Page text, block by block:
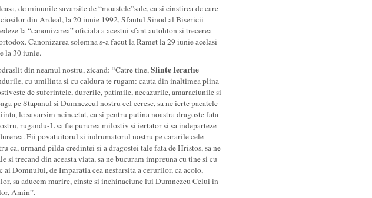
de minunile savarsite de “moastele”sale, ca si cinstirea de care
din Ardeal, la 20 iunie 1992, Sfantul Sinod al Bisericii
la “canonizarea” oficiala a acestui sfant autohton si trecerea
Canonizarea solemna s-a facut la Ramet la 29 iunie acelasi
la 30 iunie.
din neamul nostru, zicand: “Catre tine,Sfinte Ierarhe
cu umilinta si cu caldura te rugam: cauta din inaltimea plina
de suferintele, durerile, patimile, necazurile, amaraciunile si
pe Stapanul si Dumnezeul nostru cel ceresc, sa ne ierte pacatele
le savarsim neincetat, ca si pentru putina noastra dragoste fata
rugandu-L sa fie pururea milostiv si iertator si sa indeparteze
Fii povatuitorul si indrumatorul nostru pe cararile cele
ca, urmand pilda credintei si a dragostei tale fata de Hristos, sa ne
si trecand din aceasta viata, sa ne bucuram impreuna cu tine si cu
Domnului, de Imparatia cea nesfarsita a cerurilor, ca acolo,
sa aducem marire, cinste si inchinaciune lui Dumnezeu Celui in
Amin”.